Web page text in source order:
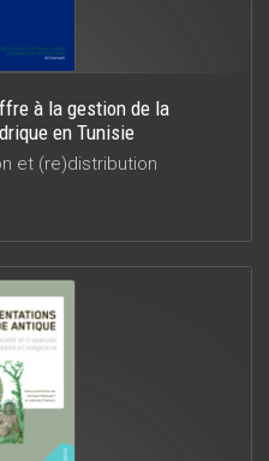
à la gestion de la
en Tunisie
et (re)distribution